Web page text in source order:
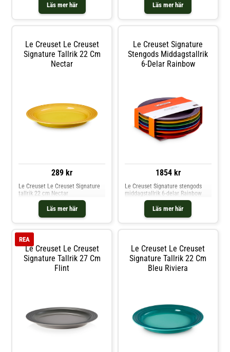
Läs mer här Läs mer här
Le Creuset Le Creuset
Signature Tallrik 22 Cm
Nectar
289 kr
Läs mer här
Le Creuset Le Creuset Signature
tallrik 22 cm Nectar
Le Creuset Signature
Stengods Middagstallrik
6-Delar Rainbow
1854 kr
Läs mer här
Le Creuset Signature stengods
middagstallrik 6-delar Rainbow
Le Creuset Le Creuset
Signature Tallrik 27 Cm
Flint
REA
Le Creuset Le Creuset
Signature Tallrik 22 Cm
Bleu Riviera